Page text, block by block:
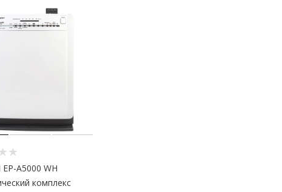
EP-A5000 WH
комплекс